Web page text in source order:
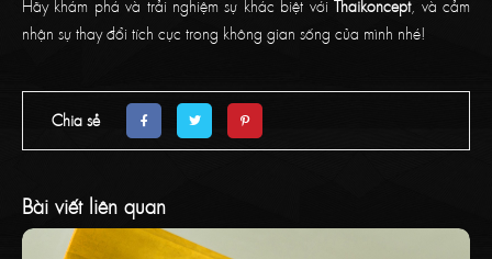
Hãy khám phá và trải nghiệm sự khác biệt với Thaikoncept, và cảm
nhận sự thay đổi tích cực trong không gian sống của mình nhé!
Chia sẻ
Bài viết liên quan